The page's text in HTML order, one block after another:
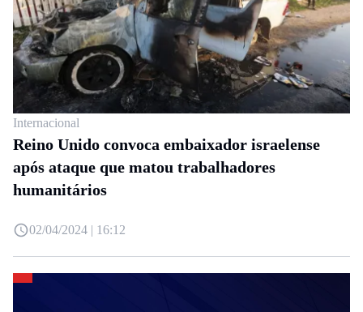
Internacional
Reino Unido convoca embaixador israelense
após ataque que matou trabalhadores
humanitários
02/04/2024 | 16:12